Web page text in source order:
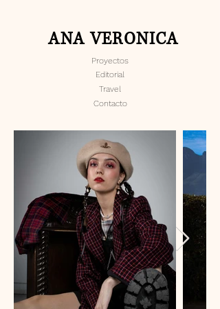
Editorial
ANA VERONICA
Proyectos
Travel
Contacto